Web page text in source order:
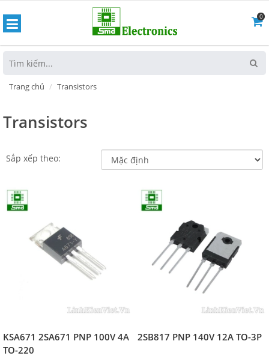
0
Trang chủ Transistors
Transistors
Sắp xếp theo:
KSA671 2SA671 PNP 100V 4A
TO-220
2SB817 PNP 140V 12A TO-3P